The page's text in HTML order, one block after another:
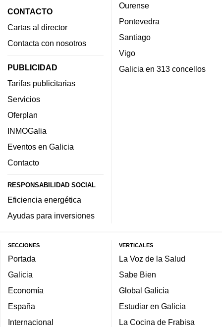
CONTACTO
Cartas al director
Contacta con nosotros
PUBLICIDAD
Tarifas publicitarias
Servicios
Oferplan
INMOGalia
Eventos en Galicia
Contacto
RESPONSABILIDAD SOCIAL
Eficiencia energética
Ayudas para inversiones
Ourense
Pontevedra
Santiago
Vigo
Galicia en 313 concellos
SECCIONES
Portada
Galicia
Economía
España
Internacional
VERTICALES
La Voz de la Salud
Sabe Bien
Global Galicia
Estudiar en Galicia
La Cocina de Frabisa